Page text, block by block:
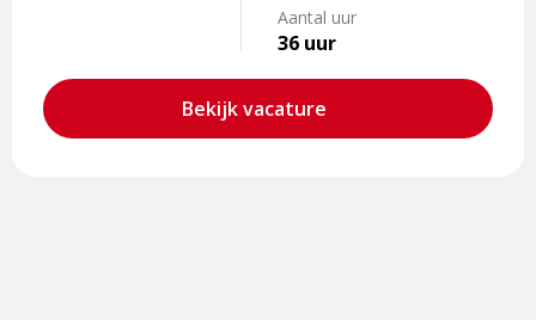
Aantal uur
36 uur
Bekijk vacature